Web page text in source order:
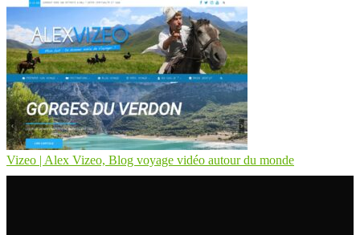
Vizeo | Alex Vizeo, Blog voyage vidéo autour du monde